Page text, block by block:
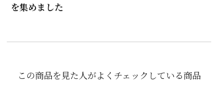
を集めました
この商品を見た人がよくチェックしている商品